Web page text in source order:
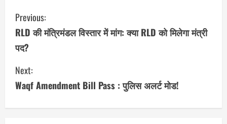
C
o
n
t
i
Previous:
RLD की मंत्रिमंडल विस्तार में मांग: क्या RLD को मिलेगा मंत्री
पद?
Next:
Waqf Amendment Bill Pass : पुलिस अलर्ट मोड!